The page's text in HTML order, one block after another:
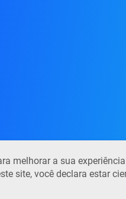
melhorar a sua
site, você declara estar